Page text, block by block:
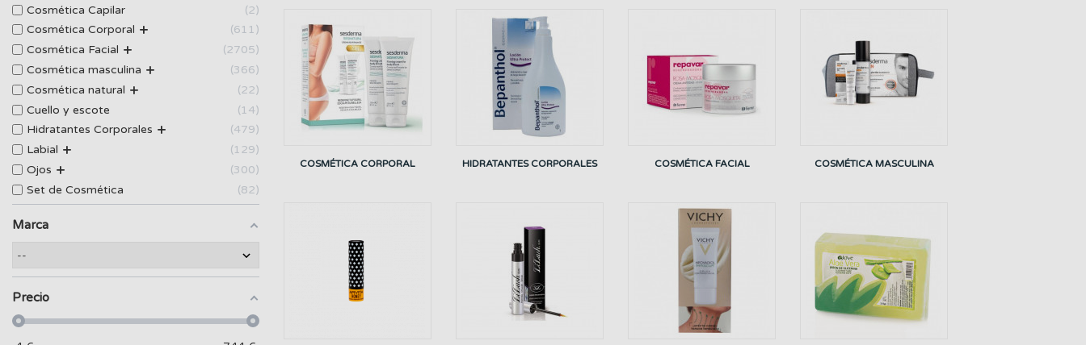
Cosmética Capilar
2
Cosmética Corporal +
611
Cosmética Facial +
2705
Cosmética masculina +
366
Cosmética natural +
22
Cuello y escote
14
Hidratantes Corporales +
479
Labial +
129
Ojos +
300
Set de Cosmética
82
Marca
Precio
COSMÉTICA CORPORAL HIDRATANTES CORPORALES COSMÉTICA FACIAL COSMÉTICA MASCULINA